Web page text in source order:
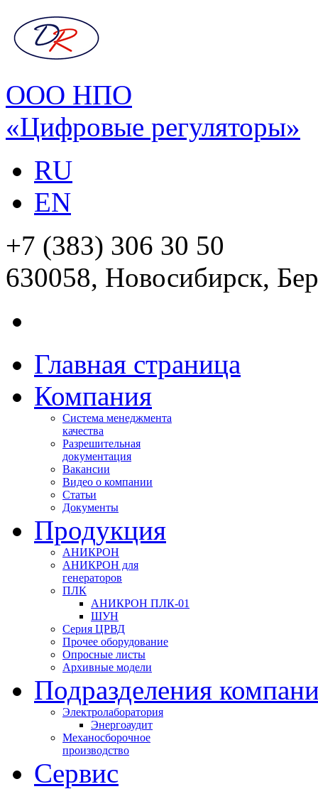
ООО НПО
«Цифровые регуляторы»
RU
EN
+7 (383) 306 30 50
630058, Новосибирск,
Главная страница
Компания
Система менеджмента
качества
Разрешительная
документация
Вакансии
Видео о компании
Статьи
Документы
Продукция
АНИКРОН
АНИКРОН для
генераторов
ПЛК
АНИКРОН ПЛК-01
ШУН
Серия ЦРВД
Прочее оборудование
Опросные листы
Архивные модели
Подразделения
Электролаборатория
Энергоаудит
Механосборочное
производство
Сервис